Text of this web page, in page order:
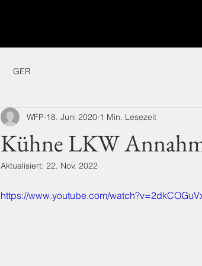
GER
Kühne LKW
WFP 18. Juni 2020 1 Min. Lesezeit
Aktualisiert: 22. Nov. 2022
https://www.youtube.com/